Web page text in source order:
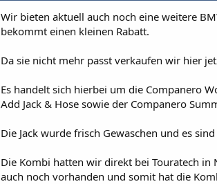
Wir bieten aktuell auch noch eine weitere
bekommt einen kleinen Rabatt.
Da sie nicht mehr passt verkaufen wir hier
Es handelt sich hierbei um die Companero
Add Jack & Hose sowie der Companero
Die Jack wurde frisch Gewaschen und es
Die Kombi hatten wir direkt bei Touratech
auch noch vorhanden und somit hat die